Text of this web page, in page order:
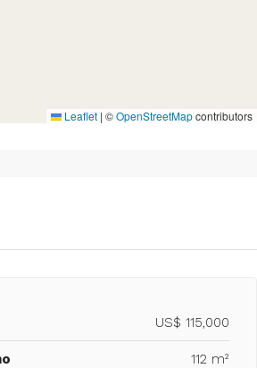
Leaflet | ©OpenStreetMapcontributors
US$ 115,000
112 m²